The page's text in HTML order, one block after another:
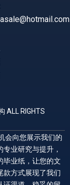
ALL RIGHTS
会向您展示我们的
业研究与提升，
毕业纸，让您的文
款方式展现了我们